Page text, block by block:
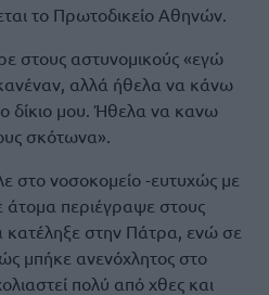
το Πρωτοδικείο Αθηνών.
στους αστυνομικούς «εγώ
αλλά ήθελα να κάνω
δίκιο μου. Ήθελα να κανω
σκότωνα».
στο νοσοκομείο -ευτυχώς με
περιέγραψε στους
κατέληξε στην Πάτρα, ενώ σε
μπήκε ανενόχλητος στο
πολύ από χθες και